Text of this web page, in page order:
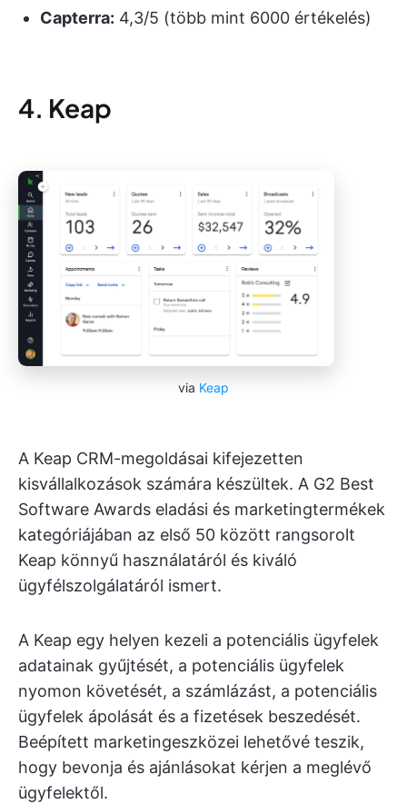
Capterra: 4,3/5 (több mint 6000 értékelés)
4. Keap
via Keap
A Keap CRM-megoldásai kifejezetten
kisvállalkozások számára készültek. A G2 Best
Software Awards eladási és marketingtermékek
kategóriájában az első 50 között rangsorolt
Keap könnyű használatáról és kiváló
ügyfélszolgálatáról ismert.
A Keap egy helyen kezeli a potenciális ügyfelek
adatainak gyűjtését, a potenciális ügyfelek
nyomon követését, a számlázást, a potenciális
ügyfelek ápolását és a fizetések beszedését.
Beépített marketingeszközei lehetővé teszik,
hogy bevonja és ajánlásokat kérjen a meglévő
ügyfelektől.